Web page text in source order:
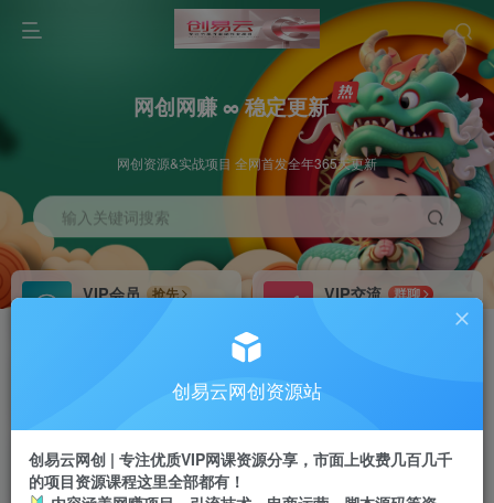
网创网赚 ∞ 稳定更新
网创资源&实战项目 全网首发全年365天更新
输入关键词搜索
VIP会员
抢先
VIP交流
群聊
研究探讨更多创业项目路子。
会员专属推广链接
挂机 项目
脚本卡密
APP下载
GO
创易云网创资源站
创易云网创 | 专注优质VIP网课资源分享，市面上收费几百几千
的项目资源课程这里全部都有！